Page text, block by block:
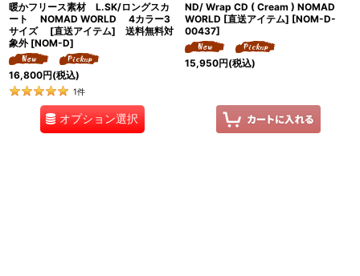
暖かフリース素材 L.SK/ロングスカ
ート NOMAD WORLD 4カラー3
サイズ [直送アイテム] 送料無料対
象外 [NOM-D]
16,800円(税込)
1件
オプション選択
ND/ Wrap CD ( Cream ) NOMAD
WORLD [直送アイテム] [NOM-D-
00437]
15,950円(税込)